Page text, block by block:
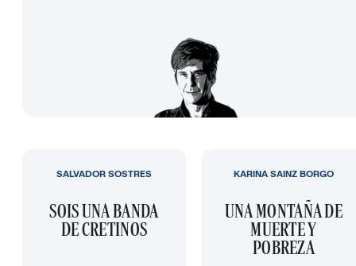
SOIS UNA BANDA
DE CRETINOS
SALVADOR SOSTRES
UNA MONTAÑA DE
MUERTE Y
POBREZA
KARINA SAINZ BORGO